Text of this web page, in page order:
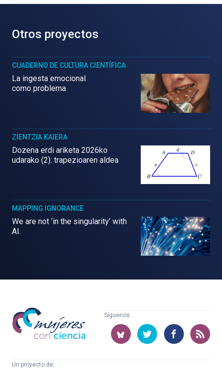
Otros proyectos
CUADERNO DE CULTURA CIENTÍFICA
La ingesta emocional
como problema
ZIENTZIA KAIERA
Dozena erdi ariketa 2026ko
udarako (2): trapezioaren aldea
MAPPING IGNORANCE
We are not ‘in the singularity’ with
AI.
Mujeres
con
ciencia
Síguenos:
Un proyecto de: